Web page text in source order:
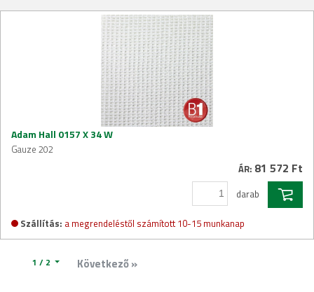
Adam Hall 0157 X 34 W
Gauze 202
ÁR: 81 572 Ft
darab
Szállítás: a megrendeléstől számított 10-15 munkanap
1 / 2 Következő »